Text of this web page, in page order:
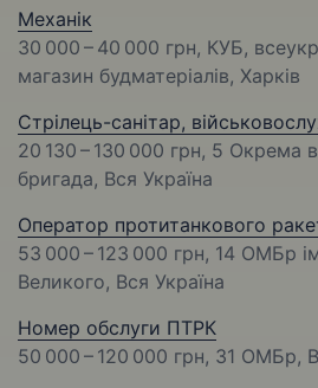
Механік
30 000 – 40 000 грн, КУБ,
магазин будматеріалів, Харків
Стрілець-санітар,
20 130 – 130 000 грн, 5 Окрема
бригада, Вся Україна
Оператор протитанкового
53 000 – 123 000 грн, 14 ОМБр
Великого, Вся Україна
Номер обслуги ПТРК
50 000 – 120 000 грн, 31 ОМБр,